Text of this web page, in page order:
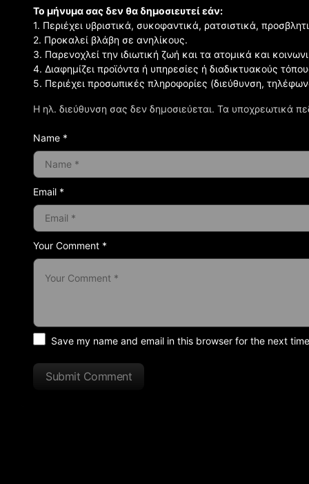
Η ηλ. διεύθυνση σας δεν δημοσιεύεται. Τα υποχρεωτικά
Your Comment *
Το μήνυμα σας δεν θα δημοσιευτεί εάν:
1. Περιέχει υβριστικά, συκοφαντικά, ρατσιστικά,
2. Προκαλεί βλάβη σε ανηλίκους.
3. Παρενοχλεί την ιδιωτική ζωή και τα ατομικά και
4. Διαφημίζει προϊόντα ή υπηρεσίες ή διαδικτυακούς
5. Περιέχει προσωπικές πληροφορίες (διεύθυνση,
Name *
Email *
Save my name and email in this browser for the next
Submit Comment